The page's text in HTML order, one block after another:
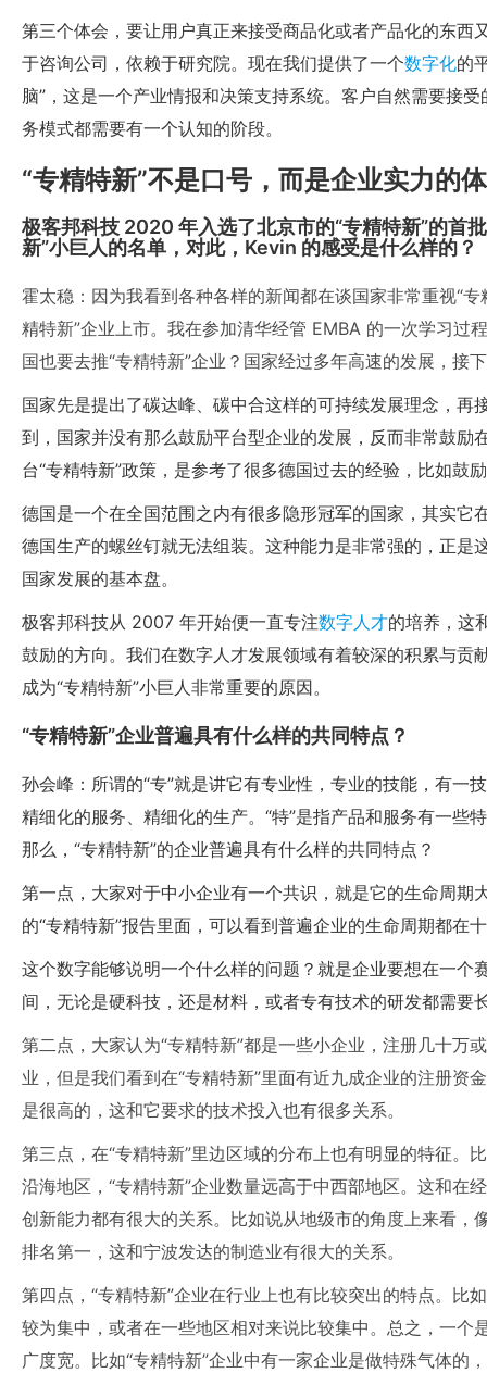
第三个体会，要让用户真正来接受商品化或者产品化的东西
于咨询公司，依赖于研究院。现在我们提供了一个数字化的
脑”，这是一个产业情报和决策支持系统。客户自然需要接
务模式都需要有一个认知的阶段。
“专精特新”不是口号，而是企业实力的
极客邦科技 2020 年入选了北京市的“专精特新”的首
新”小巨人的名单，对此，Kevin 的感受是什么样的？
霍太稳：因为我看到各种各样的新闻都在谈国家非常重视“
精特新”企业上市。我在参加清华经管 EMBA 的一次学习过
国也要去推“专精特新”企业？国家经过多年高速的发展，接
国家先是提出了碳达峰、碳中合这样的可持续发展理念，
到，国家并没有那么鼓励平台型企业的发展，反而非常鼓励
台“专精特新”政策，是参考了很多德国过去的经验，比如鼓
德国是一个在全国范围之内有很多隐形冠军的国家，其实它
德国生产的螺丝钉就无法组装。这种能力是非常强的，正是
国家发展的基本盘。
极客邦科技从 2007 年开始便一直专注数字人才的培养，这
鼓励的方向。我们在数字人才发展领域有着较深的积累与贡
成为“专精特新”小巨人非常重要的原因。
“专精特新”企业普遍具有什么样的共同特点？
孙会峰：所谓的“专”就是讲它有专业性，专业的技能，有一
精细化的服务、精细化的生产。“特”是指产品和服务有一些
那么，“专精特新”的企业普遍具有什么样的共同特点？
第一点，大家对于中小企业有一个共识，就是它的生命周
的“专精特新”报告里面，可以看到普遍企业的生命周期都在
这个数字能够说明一个什么样的问题？就是企业要想在一个
间，无论是硬科技，还是材料，或者专有技术的研发都需要
第二点，大家认为“专精特新”都是一些小企业，注册几十万
业，但是我们看到在“专精特新”里面有近九成企业的注册资
是很高的，这和它要求的技术投入也有很多关系。
第三点，在“专精特新”里边区域的分布上也有明显的特征。
沿海地区，“专精特新”企业数量远高于中西部地区。这和在
创新能力都有很大的关系。比如说从地级市的角度上来看，
排名第一，这和宁波发达的制造业有很大的关系。
第四点，“专精特新”企业在行业上也有比较突出的特点。比
较为集中，或者在一些地区相对来说比较集中。总之，一个
广度宽。比如“专精特新”企业中有一家企业是做特殊气体的